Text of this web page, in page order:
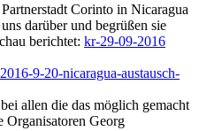
Corinto in Nicaragua
darüber und begrüßen sie
berichtet: kr-29-09-2016
2016-9-20-nicaragua-austausch-
allen die das möglich gemacht
Organisatoren Georg